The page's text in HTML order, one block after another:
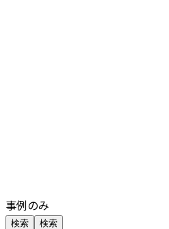
事例のみ
検索 検索